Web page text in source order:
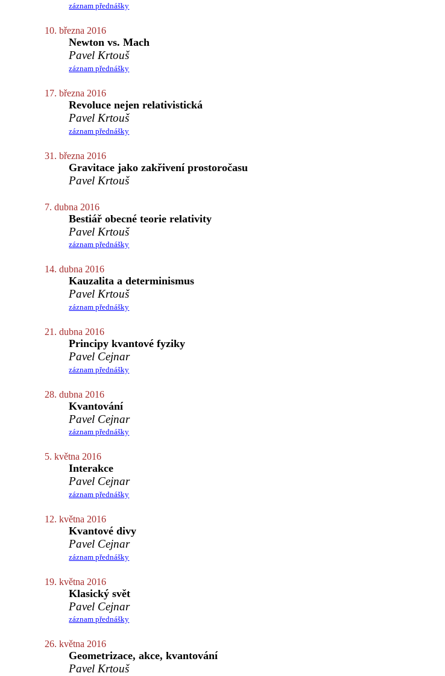
záznam přednášky
10. března 2016
Newton vs. Mach
Pavel Krtouš
záznam přednášky
17. března 2016
Revoluce nejen relativistická
Pavel Krtouš
záznam přednášky
31. března 2016
Gravitace jako zakřivení prostoročasu
Pavel Krtouš
7. dubna 2016
Bestiář obecné teorie relativity
Pavel Krtouš
záznam přednášky
14. dubna 2016
Kauzalita a determinismus
Pavel Krtouš
záznam přednášky
21. dubna 2016
Principy kvantové fyziky
Pavel Cejnar
záznam přednášky
28. dubna 2016
Kvantování
Pavel Cejnar
záznam přednášky
5. května 2016
Interakce
Pavel Cejnar
záznam přednášky
12. května 2016
Kvantové divy
Pavel Cejnar
záznam přednášky
19. května 2016
Klasický svět
Pavel Cejnar
záznam přednášky
26. května 2016
Geometrizace, akce, kvantování
Pavel Krtouš